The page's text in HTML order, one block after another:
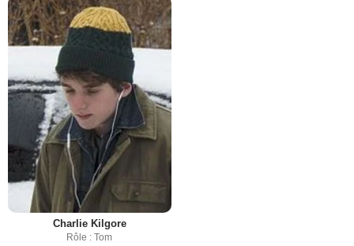
Charlie Kilgore
Rôle : Tom